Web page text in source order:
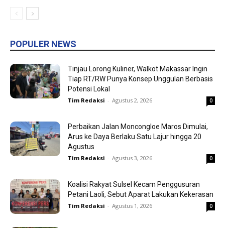
POPULER NEWS
Tinjau Lorong Kuliner, Walkot Makassar Ingin
Tiap RT/RW Punya Konsep Unggulan Berbasis
Potensi Lokal
Tim Redaksi - Agustus 2, 2026 0
Perbaikan Jalan Moncongloe Maros Dimulai,
Arus ke Daya Berlaku Satu Lajur hingga 20
Agustus
Tim Redaksi - Agustus 3, 2026 0
Koalisi Rakyat Sulsel Kecam Penggusuran
Petani Laoli, Sebut Aparat Lakukan Kekerasan
Tim Redaksi - Agustus 1, 2026 0